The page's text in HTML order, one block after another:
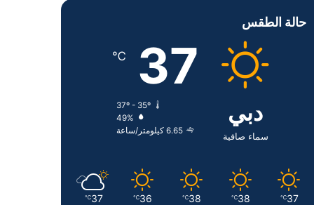
و
ك
د
إ
ا
م
حالة الطقس
دبي
سماء صافية
37
℃
37º - 35º
49%
6.65 كيلومتر/ساعة
37
℃
38
℃
38
℃
36
℃
37
℃